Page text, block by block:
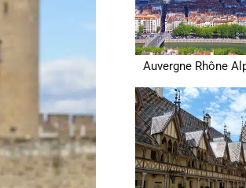
Auvergne Rhône